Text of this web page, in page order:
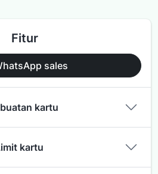
Fitur
sales
kartu
kartu